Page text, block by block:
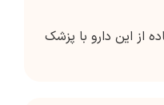
از این دارو با پزشک